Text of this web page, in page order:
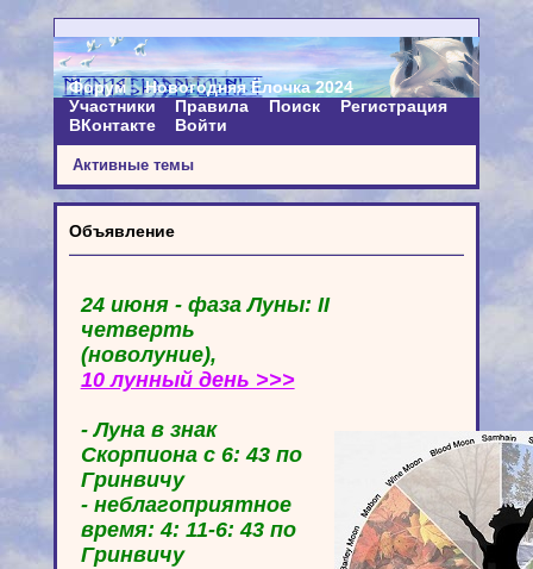
Форум
Новогодняя Ёлочка 2024
Участники
Правила Поиск
Регистрация
ВКонтакте
Войти
Активные темы
Объявление
24 июня - фаза Луны: II
четверть
(новолуние),
10 лунный день >>>
- Луна в знак
Скорпиона с 6: 43 по
Гринвичу
- неблагоприятное
время: 4: 11-6: 43 по
Гринвичу